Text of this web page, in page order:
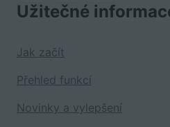
Užitečné
Jak začít
Přehled funkcí
Novinky a vylepšení